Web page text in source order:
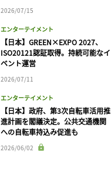
2026/07/15
エンターテイメント
【日本】GREEN×EXPO 2027、
ISO20121認証取得。持続可能なイ
ベント運営
2026/07/11
エンターテイメント
【日本】政府、第3次自転車活用推
進計画を閣議決定。公共交通機関
への自転車持込み促進も
2026/06/02